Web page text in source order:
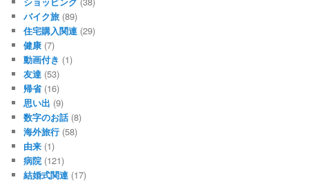
バイク旅 (89)
住宅購入関連 (29)
健康 (7)
動画付き (1)
友達 (53)
帰省(16)
思い出 (9)
数字のお話 (8)
海外旅行 (58)
由来 (1)
病院 (121)
結婚式関連 (17)